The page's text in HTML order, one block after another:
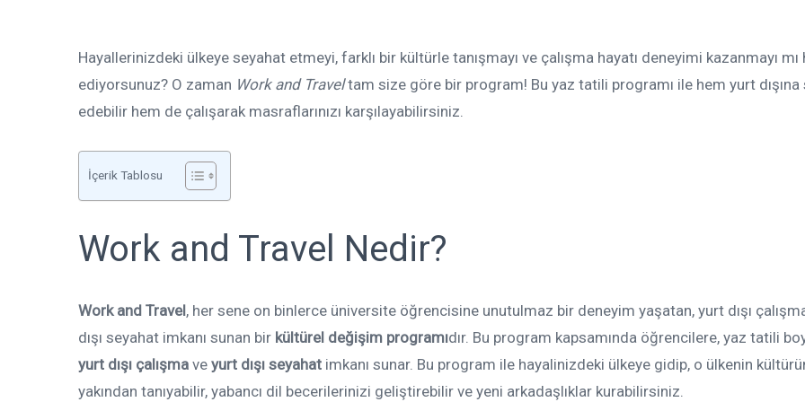
Hayallerinizdeki ülkeye seyahat etmeyi, farklı bir kültürle tanışmayı ve çalışma hayatı deneyimi kazanmayı mı
ediyorsunuz? O zaman Work and Traveltam size göre bir program! Bu yaz tatili programı ile hem yurt dışına
edebilir hem de çalışarak masraflarınızı karşılayabilirsiniz.
İçerik Tablosu
Work and Travel Nedir?
Work and Travel, her sene on binlerce üniversite öğrencisine unutulmaz bir deneyim yaşatan, yurt dışı
dışı seyahat imkanı sunan bir kültürel değişim programıdır. Bu program kapsamında öğrencilere, yaz tatili
yurt dışı çalışma ve yurt dışı seyahat imkanı sunar. Bu program ile hayalinizdeki ülkeye gidip, o ülkenin
yakından tanıyabilir, yabancı dil becerilerinizi geliştirebilir ve yeni arkadaşlıklar kurabilirsiniz.